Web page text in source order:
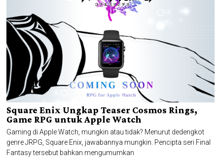
Square Enix Ungkap Teaser Cosmos Rings,
Game RPG untuk Apple Watch
Gaming di Apple Watch, mungkin atau tidak? Menurut dedengkot
genre JRPG, Square Enix, jawabannya mungkin. Pencipta seri Final
Fantasy tersebut bahkan mengumumkan